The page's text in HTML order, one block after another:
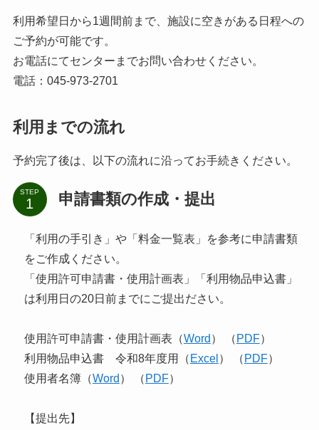
利用希望日から1週間前まで、施設に空きがある日程への
ご予約が可能です。
お電話にてセンターまでお問い合わせください。
電話：045-973-2701
利用までの流れ
予約完了後は、以下の流れに沿ってお手続きください。
STEP 申請書類の作成・提出
「利用の手引き」や「料金一覧表」を参考に申請書類
をご作成ください。
「使用許可申請書・使用計画表」「利用物品申込書」
は利用日の20日前までにご提出ださい。
使用許可申請書・使用計画表（Word ） （ PDF）
利用物品申込書 令和8年度用（ Excel ） （ PDF）
使用者名簿（Word ） （ PDF）
【提出先】